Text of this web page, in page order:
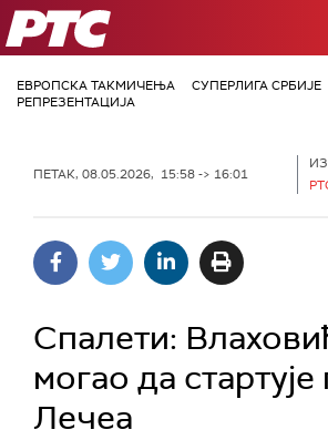
РТС
ЕВРОПСКА ТАКМИЧЕЊА СУПЕРЛИГА СРБИЈЕ
РЕПРЕЗЕНТАЦИЈА
ПЕТАК, 08.05.2026, 15:58 -> 16:01
Спалети:
могао да
Лечеа